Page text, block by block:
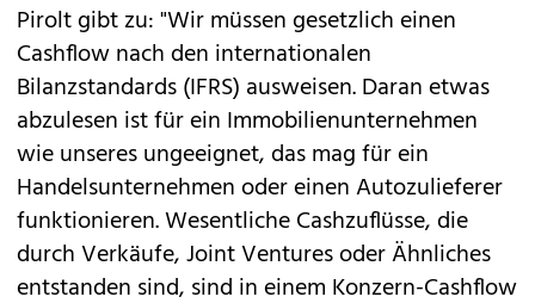
Pirolt gibt zu: "Wir müssen gesetzlich einen
Cashflow nach den internationalen
Bilanzstandards (IFRS) ausweisen. Daran etwas
abzulesen ist für ein Immobilienunternehmen
wie unseres ungeeignet, das mag für ein
Handelsunternehmen oder einen Autozulieferer
funktionieren. Wesentliche Cashzuflüsse, die
durch Verkäufe, Joint Ventures oder Ähnliches
entstanden sind, sind in einem Konzern-Cashflow